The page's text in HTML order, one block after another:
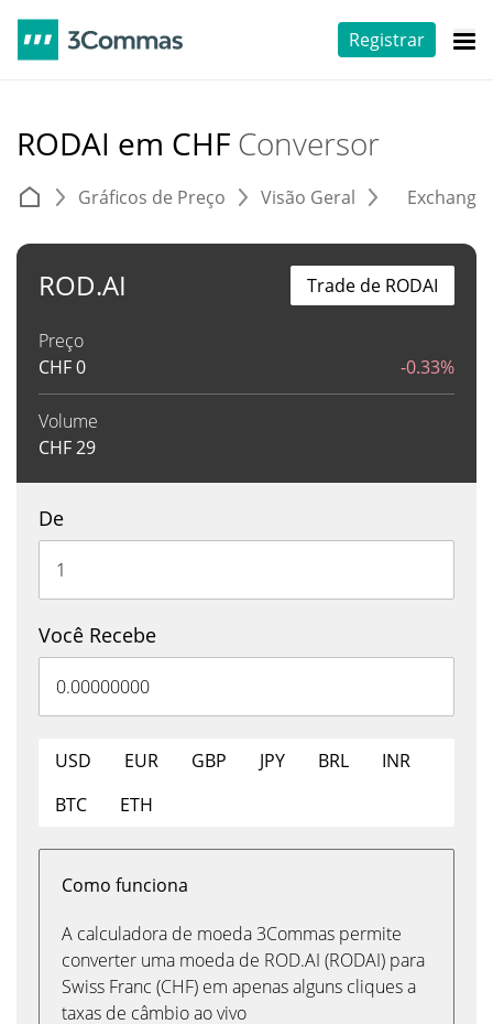
Registrar
RODAI em CHF Conversor
Gráficos de Preço Visão Geral
ROD.AI
Preço
CHF0 -0.33%
Volume
CHF29
Trade de RODAI
De
Você Recebe
USD EUR GBP JPY BRL
INR
BTC
ETH
Como funciona
A calculadora de moeda 3Commas permite
converter uma moeda de ROD.AI (RODAI) para
Swiss Franc (CHF) em apenas alguns cliques a
taxas de câmbio ao vivo